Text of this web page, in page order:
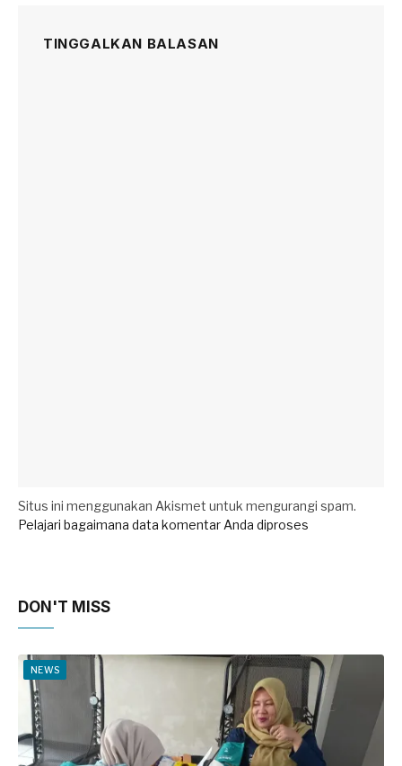
TINGGALKAN BALASAN
Situs ini menggunakan Akismet untuk mengurangi spam.
Pelajari bagaimana data komentar Anda diproses
DON'T MISS
NEWS